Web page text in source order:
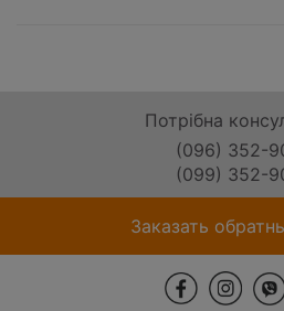
Потрібна
(096) 352-
(099) 352-
Заказать